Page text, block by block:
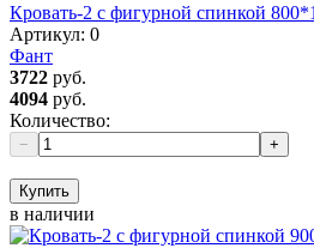
Кровать-2 с фигурной спинкой
Артикул: 0
Фант
3722 руб.
4094 руб.
Количество:
− +
Купить
в наличии